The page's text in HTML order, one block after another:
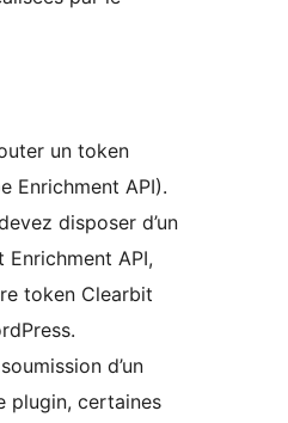
un token
Enrichment API).
disposer d’un
API,
token Clearbit
d’un
plugin, certaines